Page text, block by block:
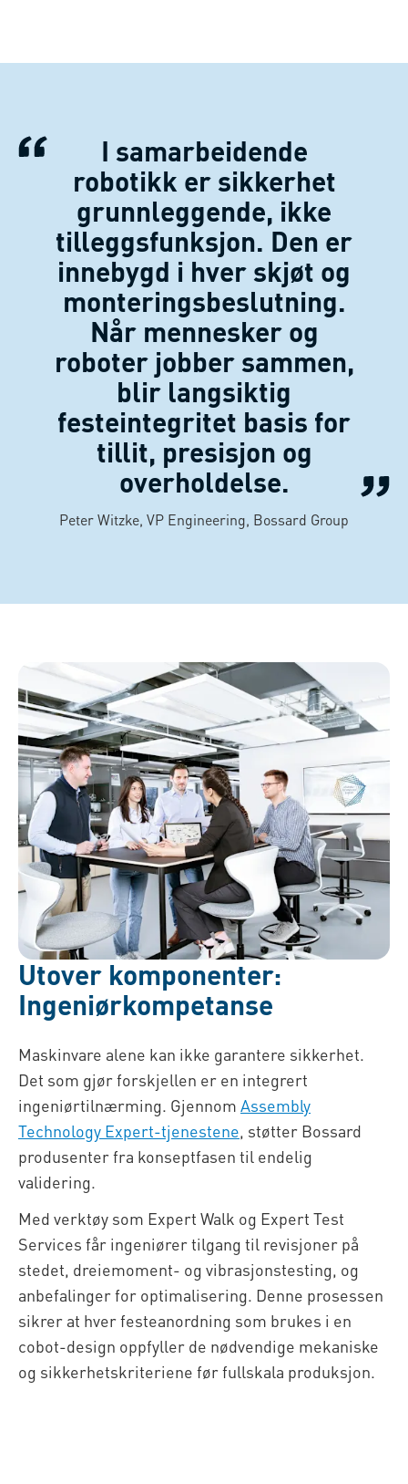
I samarbeidende
robotikk er sikkerhet
grunnleggende, ikke
tilleggsfunksjon. Den er
innebygd i hver skjøt og
monteringsbeslutning.
Når mennesker og
roboter jobber sammen,
blir langsiktig
festeintegritet basis for
tillit, presisjon og
overholdelse.
Peter Witzke, VP Engineering, Bossard Group
Utover komponenter:
Ingeniørkompetanse
Maskinvare alene kan ikke garantere sikkerhet.
Det som gjør forskjellen er en integrert
ingeniørtilnærming. Gjennom Assembly
Technology Expert-tjenestene, støtter Bossard
produsenter fra konseptfasen til endelig
validering.
Med verktøy som Expert Walk og Expert Test
Services får ingeniører tilgang til revisjoner på
stedet, dreiemoment- og vibrasjonstesting, og
anbefalinger for optimalisering. Denne prosessen
sikrer at hver festeanordning som brukes i en
cobot-design oppfyller de nødvendige mekaniske
og sikkerhetskriteriene før fullskala produksjon.